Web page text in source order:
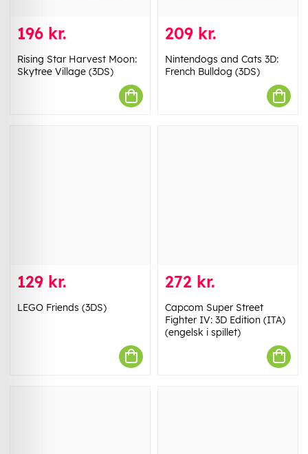
196 kr.
Rising Star Harvest Moon:
Skytree Village (3DS)
209 kr.
Nintendogs and Cats 3D:
French Bulldog (3DS)
129 kr.
LEGO Friends (3DS)
272 kr.
Capcom Super Street
Fighter IV: 3D Edition (ITA)
(engelsk i spillet)